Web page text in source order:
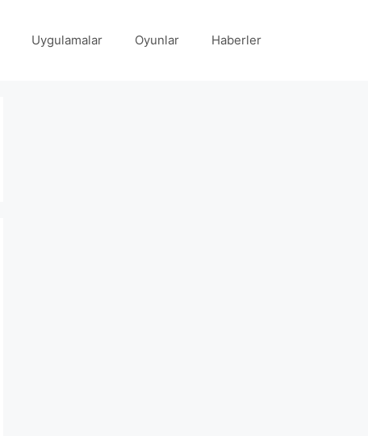
Uygulamalar Oyunlar Haberler